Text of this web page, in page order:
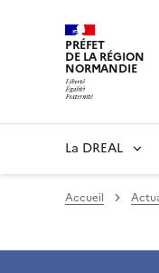
PRÉFET
DE LA RÉGION
NORMANDIE
La DREAL
Accueil